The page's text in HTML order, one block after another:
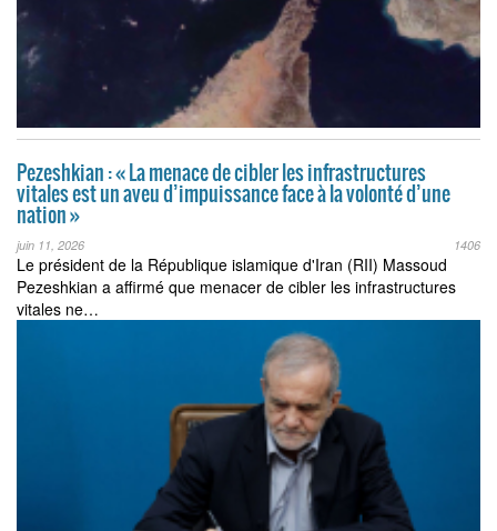
Pezeshkian : « La menace de cibler les infrastructures
vitales est un aveu d’impuissance face à la volonté d’une
nation »
juin 11, 2026 1406
Le président de la République islamique d'Iran (RII) Massoud
Pezeshkian a affirmé que menacer de cibler les infrastructures
vitales ne…